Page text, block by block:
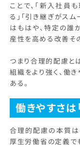
ことで、「新入社員
る」「引き継ぎがス
はもはや、特定の誰
産性を高める改善そ
つまり合理的配慮と
組織をより強く、働
ある。
働きやすさは
合理的配慮の本質は
厚生労働省の定義で